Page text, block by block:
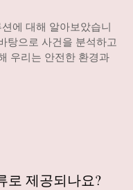
에 대해 알아보았습니
탕으로 사건을 분석하고
우리는 안전한 환경과
로 제공되나요?